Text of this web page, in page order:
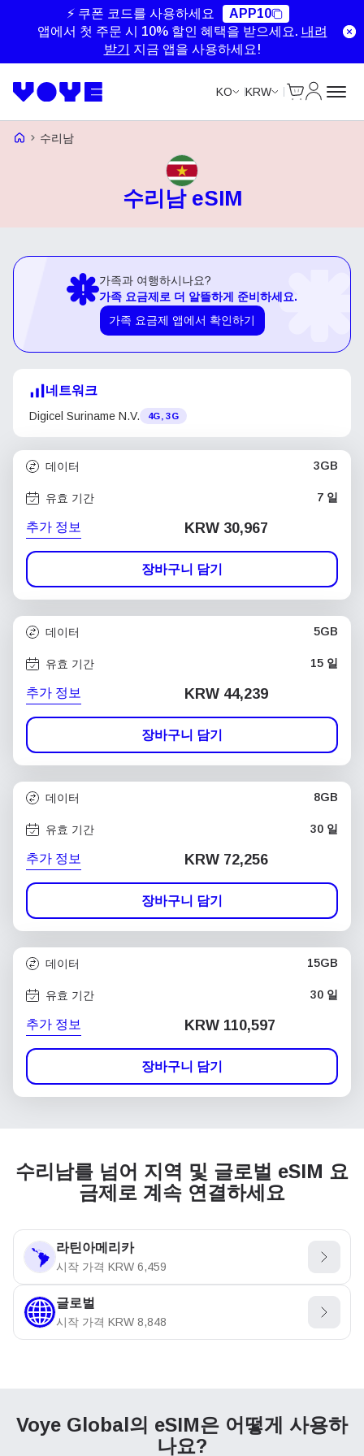
⚡ 쿠폰 코드를 사용하세요
APP10
앱에서 첫 주문 시 10% 할인 혜택을 받으세요. 내려
받기
지금 앱을 사용하세요!
KO KRW
Voye Homepage
수리남
수리남 eSIM
가족과 여행하시나요?
가족 요금제로 더 알뜰하게 준비하세요.
가족 요금제 앱에서 확인하기
네트워크
Digicel Suriname N.V. 4G, 3G
데이터 3GB
유효 기간 7 일
추가 정보 KRW 30,967
장바구니 담기
데이터 5GB
유효 기간 15 일
추가 정보 KRW 44,239
장바구니 담기
데이터 8GB
유효 기간 30 일
추가 정보 KRW 72,256
장바구니 담기
데이터 15GB
유효 기간 30 일
추가 정보 KRW 110,597
장바구니 담기
수리남를 넘어 지역 및 글로벌 eSIM 요
금제로 계속 연결하세요
라틴아메리카
시작 가격 KRW 6,459
글로벌
시작 가격 KRW 8,848
Voye Global의 eSIM은 어떻게 사용하
나요?